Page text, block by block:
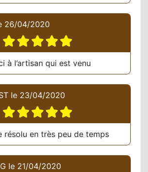
26/04/2020
à l’artisan qui est venu
le 23/04/2020
résolu en très peu de temps
le 21/04/2020